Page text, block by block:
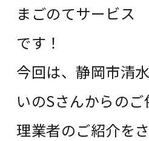
まごのてサービス
です！
今回は、静岡市清
いのSさんからの
理業者のご紹介を